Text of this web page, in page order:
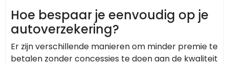
Hoe bespaar je eenvoudig op je
autoverzekering?
Er zijn verschillende manieren om minder premie te
betalen zonder concessies te doen aan de kwaliteit